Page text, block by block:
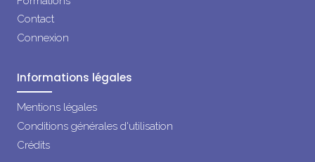
Contact
Connexion
Informations légales
Mentions légales
Conditions générales d'utilisation
Crédits